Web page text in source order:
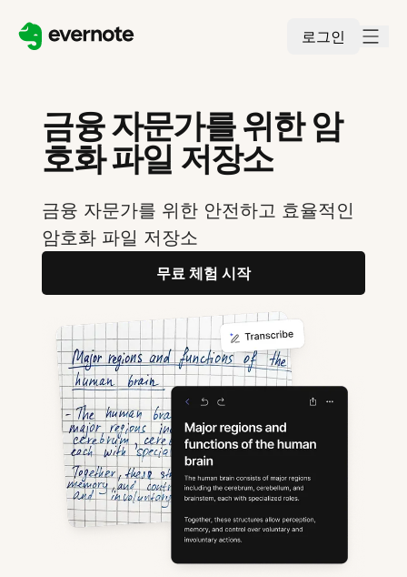
로그인
금융 자문가를 위한 암
호화 파일 저장소
금융 자문가를 위한 안전하고 효율적인
암호화 파일 저장소
무료 체험 시작